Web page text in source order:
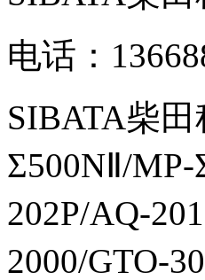
电话：
SIBATA柴
Σ500NⅡ/
202P/AQ-
2000/GTO-